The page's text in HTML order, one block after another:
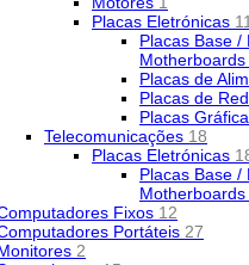
Placas Eletrónicas 11
Placas Base /
Motherboards
Placas de
Placas de
Placas
Telecomunicações 18
Placas Eletrónicas
Placas Base /
Motherboards
Fixos 12
Portáteis 27
2